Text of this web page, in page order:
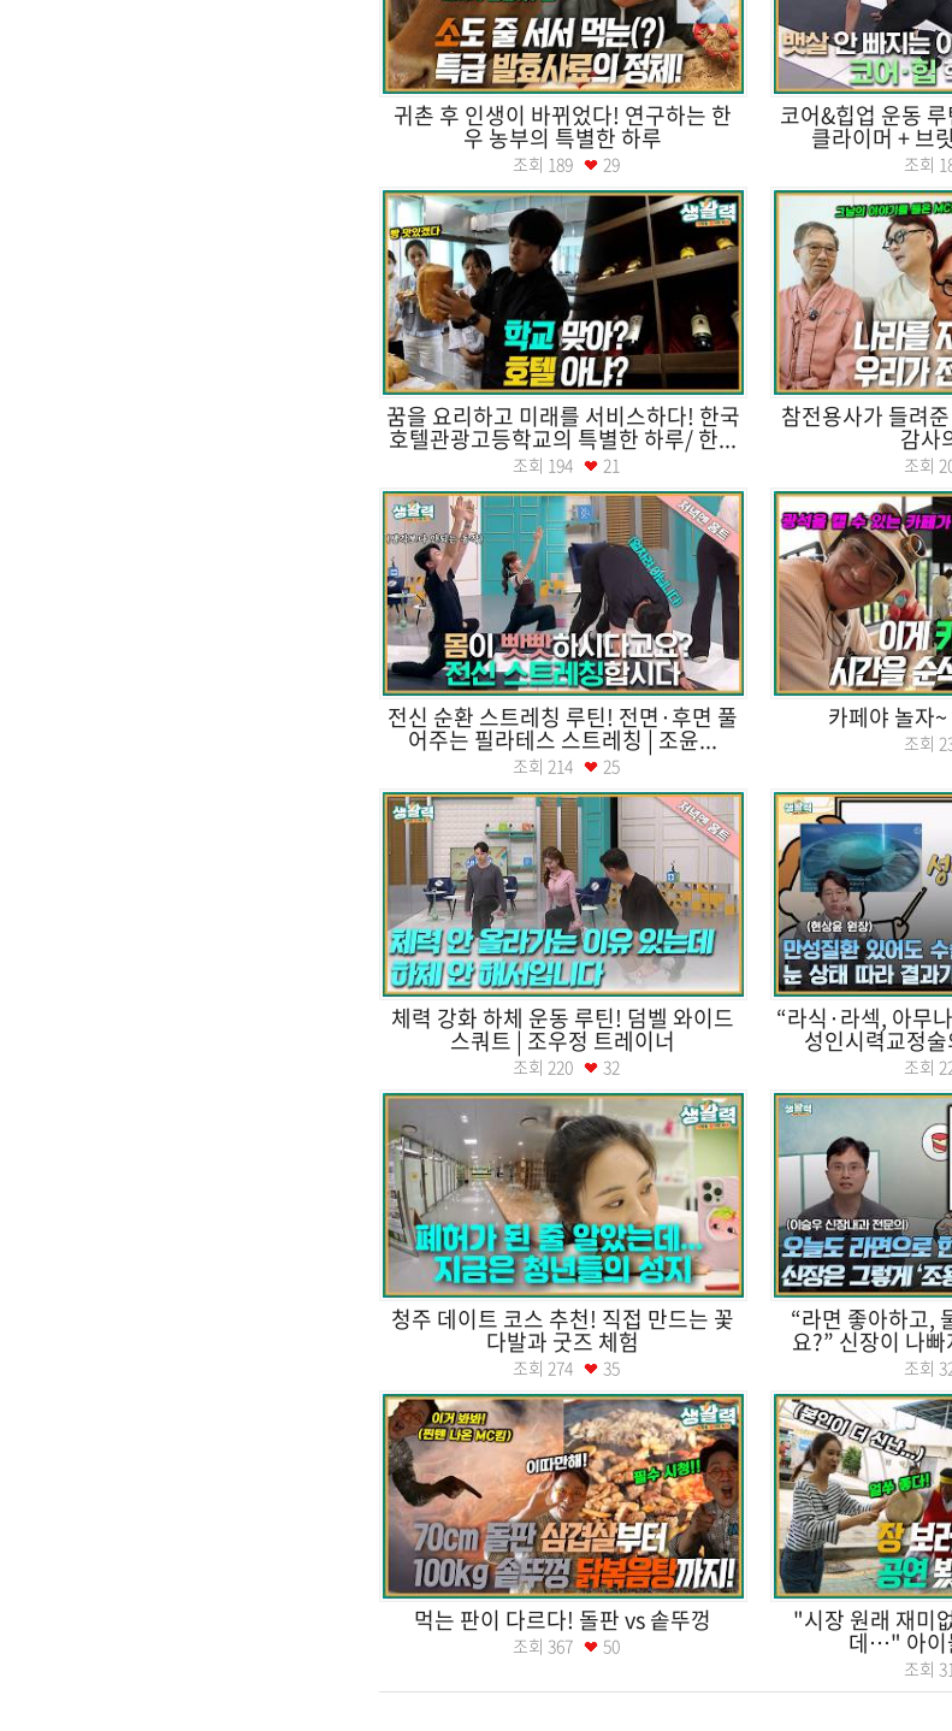
귀촌 후 인생이 바뀌었다! 연구하는 한
우 농부의 특별한 하루
조회 189 29
코어&힙업 운동
클라이머 + 브
조회
꿈을 요리하고 미래를 서비스하다! 한국
호텔관광고등학교의 특별한 하루/ 한...
조회 194 21
참전용사가 들려
감사
조회
전신 순환 스트레칭 루틴! 전면·후면 풀
어주는 필라테스 스트레칭 | 조윤...
조회 214 25
카페야 놀자
조회
체력 강화 하체 운동 루틴! 덤벨 와이드
스쿼트 | 조우정 트레이너
조회 220 32
“라식·라섹, 아무
성인시력교정
조회
청주 데이트 코스 추천! 직접 만드는 꽃
다발과 굿즈 체험
조회 274 35
“라면 좋아하고,
요?” 신장이 나
조회
먹는 판이 다르다! 돌판 vs 솥뚜껑
조회 367 50
"시장 원래 재미
데…" 아이
조회